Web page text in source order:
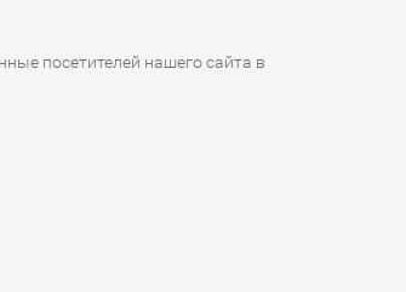
посетителей нашего сайта в